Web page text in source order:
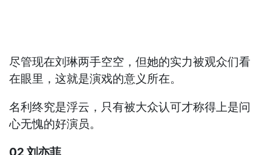
尽管现在刘琳两手空空，但她的实力被观众们看
在眼里，这就是演戏的意义所在。
名利终究是浮云，只有被大众认可才称得上是问
心无愧的好演员。